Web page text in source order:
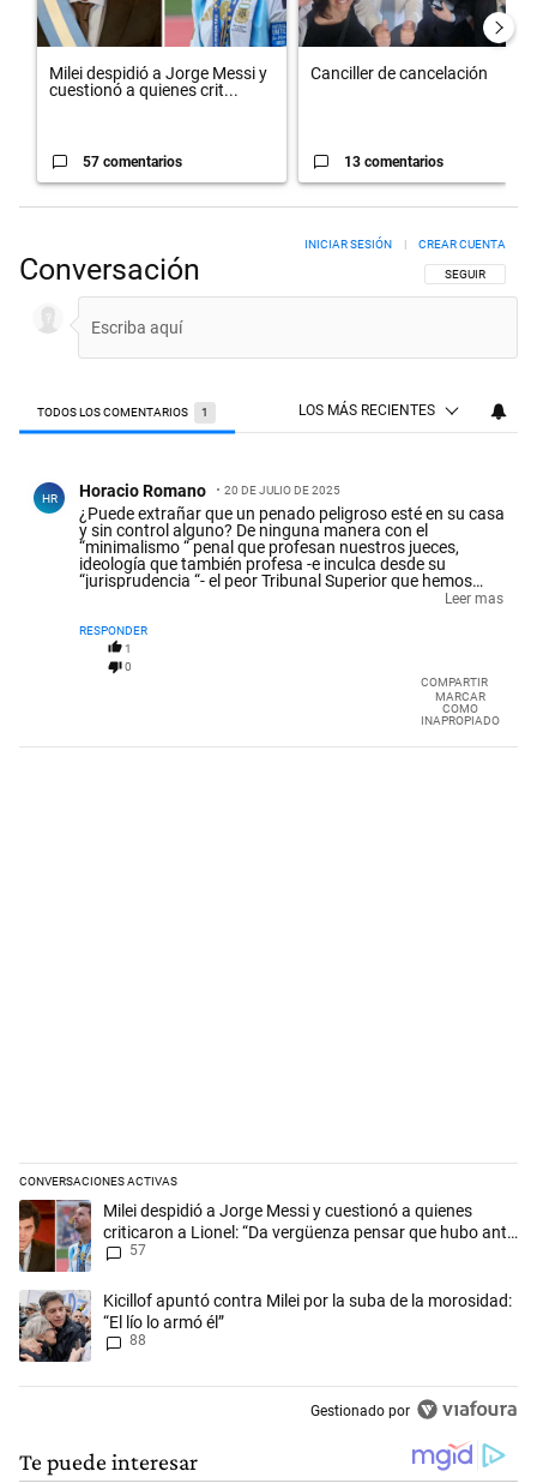
Milei despidió a Jorge Messi y
cuestionó a quienes crit...
57 comentarios
Canciller de cancelación
13 comentarios
Conversación SIGA ESTA
SEGUIR
INICIAR SESIÓN CREAR CUENTA
TODOS LOS COMENTARIOS 1 LOS MÁS RECIENTES
HR Horacio Romano 20 DE JULIO DE 2025
¿Puede extrañar que un penado peligroso esté en su casa
y sin control alguno? De ninguna manera con el
“minimalismo “ penal que profesan nuestros jueces,
ideología que también profesa -e inculca desde su
“jurisprudencia “- el peor Tribunal Superior que hemos
tenido en los últimos sesenta años. Ni el del periodo
tenemos, que combina la pacatería y la militancia
partidaria.
Leer mas
RESPONDER
1
0
COMPARTIR
MARCAR
COMO
INAPROPIADO
CONVERSACIONES ACTIVAS
Este listado muestra los artículos con más comentarios en los
Un artículo de tendencia con el título "Milei despidió a Jorge Messi y
Milei despidió a Jorge Messi y cuestionó a quienes
criticaron a Lionel: “Da vergüenza pensar que hubo anti-
Messi”
57
Un artículo de tendencia con el título "Kicillof apuntó contra Milei por
Kicillof apuntó contra Milei por la suba de la morosidad:
“El lío lo armó él”
88
Gestionado por